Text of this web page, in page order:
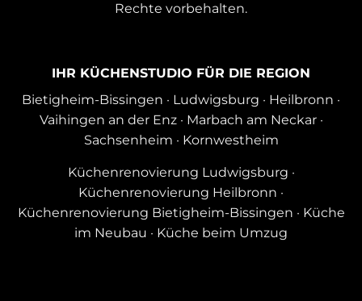
Rechte vorbehalten.
IHR KÜCHENSTUDIO FÜR DIE REGION
Bietigheim-Bissingen · Ludwigsburg · Heilbronn ·
Vaihingen an der Enz· Marbach am Neckar·
Sachsenheim · Kornwestheim
Küchenrenovierung Ludwigsburg ·
Küchenrenovierung Heilbronn ·
Küchenrenovierung Bietigheim-Bissingen · Küche
im Neubau · Küche beim Umzug